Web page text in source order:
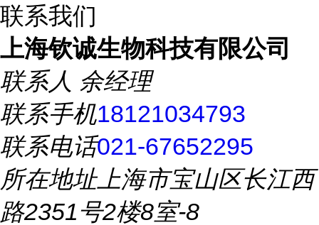
联系我们
上海钦诚生物科技有限公司
联系人 余经理
联系手机18121034793
联系电话021-67652295
所在地址上海市宝山区长江西
路2351号2楼8室-8